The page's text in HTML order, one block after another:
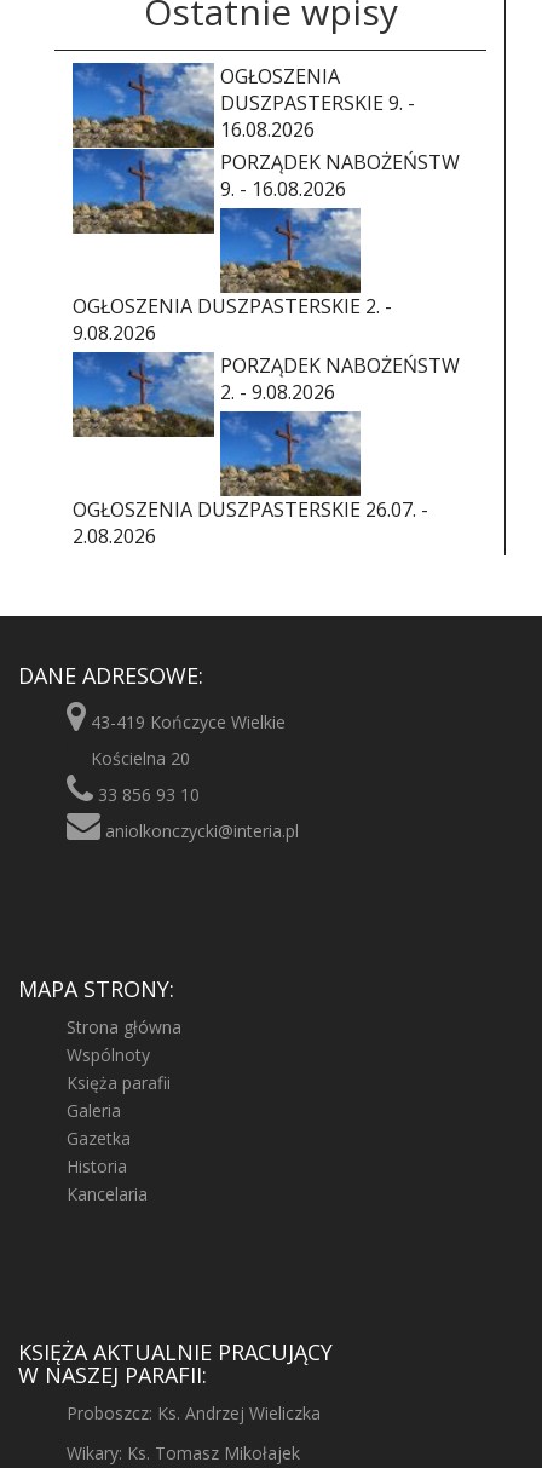
Ostatnie wpisy
OGŁOSZENIA
DUSZPASTERSKIE 9. -
16.08.2026
PORZĄDEK NABOŻEŃSTW
9. - 16.08.2026
OGŁOSZENIA DUSZPASTERSKIE 2. -
9.08.2026
PORZĄDEK NABOŻEŃSTW
2. - 9.08.2026
OGŁOSZENIA DUSZPASTERSKIE 26.07. -
2.08.2026
DANE ADRESOWE:
43-419 Kończyce Wielkie
Kościelna 20
33 856 93 10
aniolkonczycki@interia.pl
MAPA STRONY:
Strona główna
Wspólnoty
Księża parafii
Galeria
Gazetka
Historia
Kancelaria
KSIĘŻA AKTUALNIE PRACUJĄCY
W NASZEJ PARAFII:
Proboszcz: Ks. Andrzej Wieliczka
Wikary: Ks. Tomasz Mikołajek